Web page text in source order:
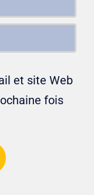
et site Web
fois